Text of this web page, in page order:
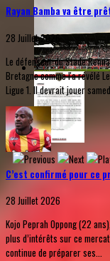
Rayan Bamba va être
28 Juillet 2026
Le défenseur du Stade
Bretagne comme l'a révélé
Ligue 1. Il devrait jouer
C’est confirmé pour ce
28 Juillet 2026
Kojo Peprah Oppong (22
plus d’intérêts sur ce
continue de préparer ses...